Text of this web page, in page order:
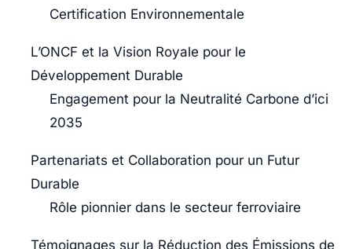
Certification Environnementale
L’ONCF et la Vision Royale pour le
Développement Durable
Engagement pour la Neutralité Carbone d’ici
2035
Partenariats et Collaboration pour un Futur
Durable
Rôle pionnier dans le secteur ferroviaire
Témoignages sur la Réduction des Émissions de